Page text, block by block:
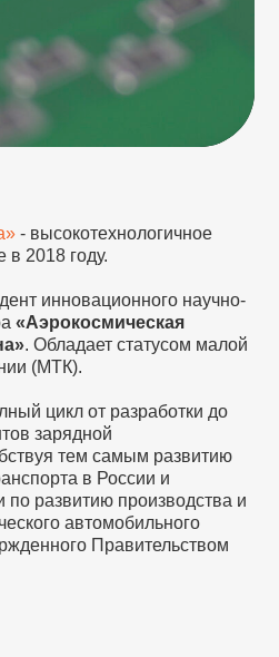
- высокотехнологичное
в 2018 году.
инновационного научно-
«Аэрокосмическая
. Обладает статусом малой
(МТК).
цикл от разработки до
зарядной
тем самым развитию
в России и
по развитию производства и
автомобильного
Правительством